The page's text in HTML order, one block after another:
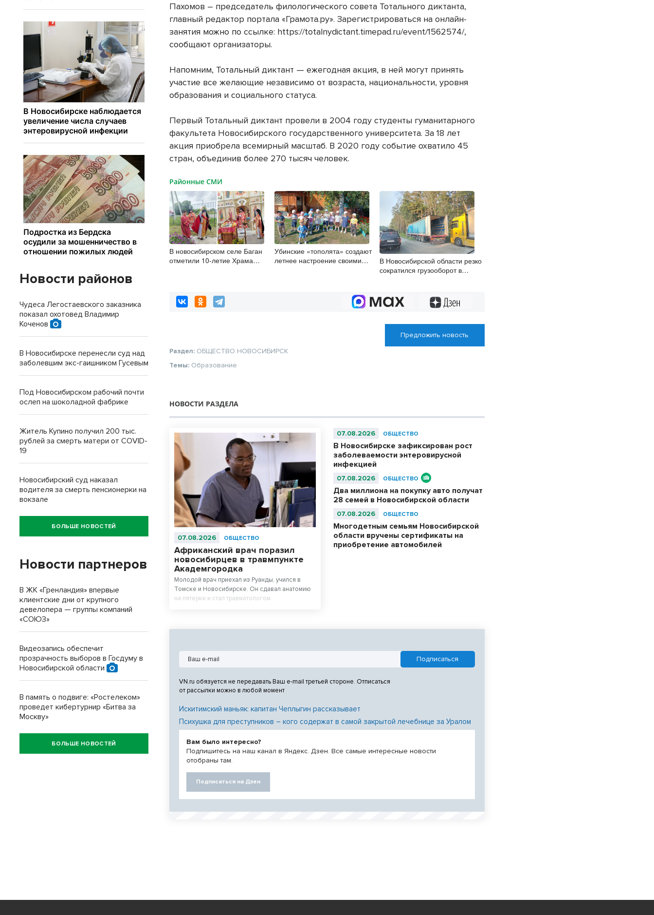
Пахомов – председатель филологического совета Тотального диктанта,
главный редактор портала «Грамота.ру». Зарегистрироваться на онлайн-
занятия можно по ссылке: https://totalnydictant.timepad.ru/event/1562574/,
сообщают организаторы.
Напомним, Тотальный диктант — ежегодная акция, в ней могут принять
участие все желающие независимо от возраста, национальности, уровня
образования и социального статуса.
Первый Тотальный диктант провели в 2004 году студенты гуманитарного
факультета Новосибирского государственного университета. За 18 лет
акция приобрела всемирный масштаб. В 2020 году событие охватило 45
стран, объединив более 270 тысяч человек.
Районные СМИ
В новосибирском селе Баган
отметили 10-летие Храма
Убинские «тополята» создают
летнее настроение своими
В Новосибирской области резко
сократился грузооборот в
Предложить новость
Раздел: ОБЩЕСТВО НОВОСИБИРСК
Темы: Образование
НОВОСТИ РАЗДЕЛА
07.08.2026 ОБЩЕСТВО
Африканский врач поразил
новосибирцев в травмпункте
Академгородка
Молодой врач приехал из Руанды, учился в
Томске и Новосибирске. Он сдавал анатомию
на пятерки и стал травматологом.
07.08.2026 ОБЩЕСТВО
В Новосибирске зафиксирован рост
заболеваемости энтеровирусной
инфекцией
07.08.2026 ОБЩЕСТВО
Два миллиона на покупку авто получат
28 семей в Новосибирской области
07.08.2026 ОБЩЕСТВО
Многодетным семьям Новосибирской
области вручены сертификаты на
приобретение автомобилей
VN.ru обязуется не передавать Ваш e-mail третьей стороне. Отписаться
от рассылки можно в любой момент
Искитимский маньяк: капитан Чеплыгин рассказывает
Психушка для преступников – кого содержат в самой закрытой лечебнице за Уралом
Вам было интересно?
Подпишитесь на наш канал в Яндекс. Дзен. Все самые интересные новости
отобраны там.
Подписаться на Дзен
Новости районов
Чудеса Легостаевского заказника
показал охотовед Владимир
Коченов
В Новосибирске перенесли суд над
заболевшим экс-гаишником Гусевым
Под Новосибирском рабочий почти
ослеп на шоколадной фабрике
Житель Купино получил 200 тыс.
рублей за смерть матери от COVID-
19
Новосибирский суд наказал
водителя за смерть пенсионерки на
вокзале
БОЛЬШЕ НОВОСТЕЙ
Новости партнеров
В ЖК «Гренландия» впервые
клиентские дни от крупного
девелопера — группы компаний
«СОЮЗ»
Видеозапись обеспечит
прозрачность выборов в Госдуму в
Новосибирской области
В память о подвиге: «Ростелеком»
проведет кибертурнир «Битва за
Москву»
БОЛЬШЕ НОВОСТЕЙ